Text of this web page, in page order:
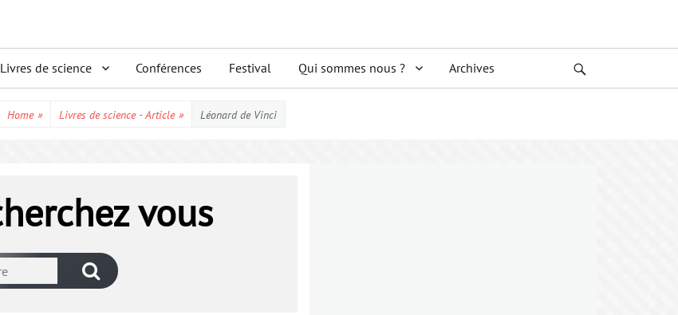
Livres de science Conférences Festival Qui sommes nous ? Archives
Home » Livres de science - Article » Léonard de Vinci
vous